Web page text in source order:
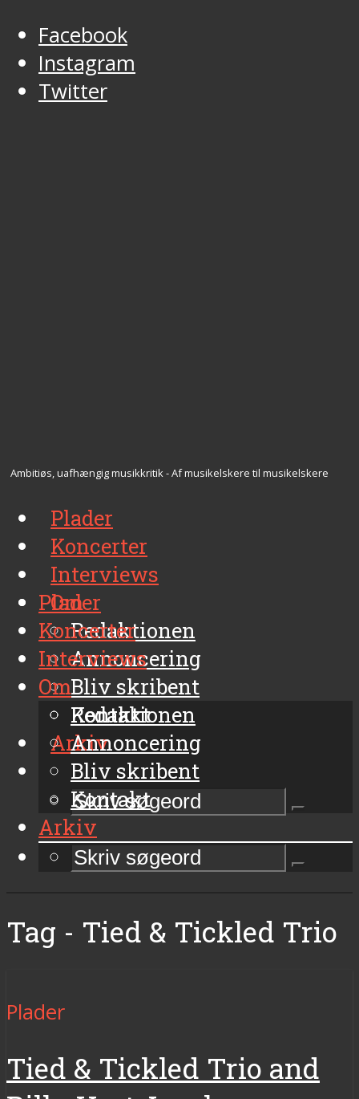
Facebook
Instagram
Twitter
Ambitiøs, uafhængig musikkritik - Af musikelskere til musikelskere
Plader
Koncerter
Interviews
Om
Redaktionen
Annoncering
Bliv skribent
Kontakt
Arkiv
Plader
Koncerter
Interviews
Om
Redaktionen
Annoncering
Bliv skribent
Kontakt
Arkiv
Tag - Tied & Tickled Trio
Plader
Tied & Tickled Trio and